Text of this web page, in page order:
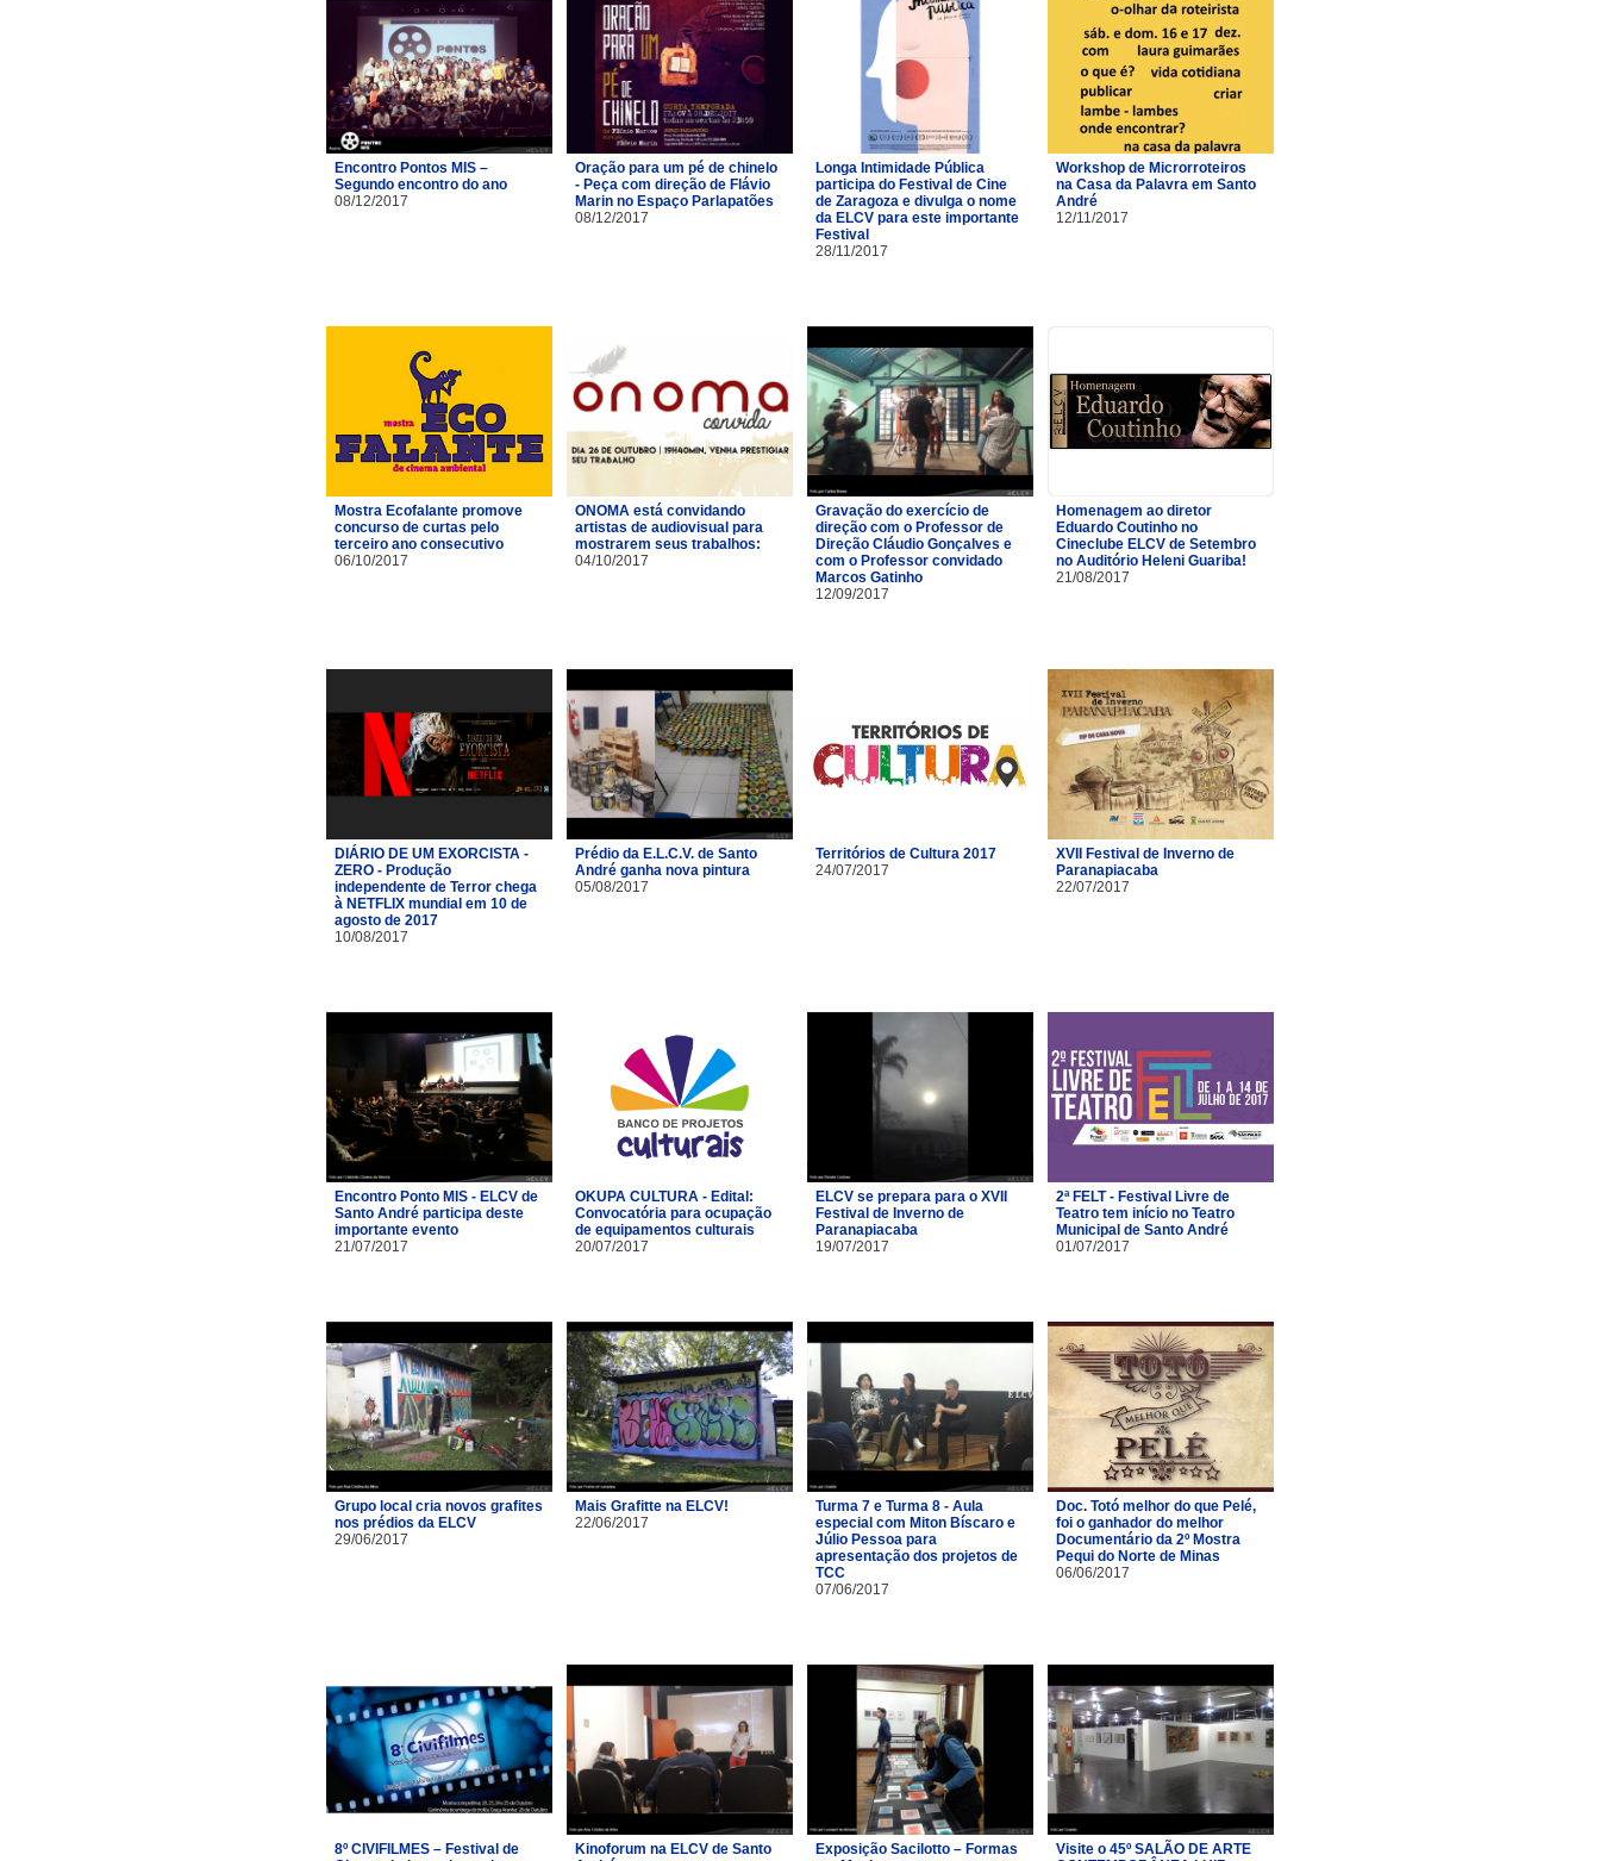
Encontro Pontos MIS –
Segundo encontro do ano
08/12/2017
Oração para um pé de chinelo
- Peça com direção de Flávio
Marin no Espaço Parlapatões
08/12/2017
Longa Intimidade Pública
participa do Festival de Cine
de Zaragoza e divulga o nome
da ELCV para este importante
Festival
28/11/2017
Workshop de Microrroteiros
na Casa da Palavra em Santo
André
12/11/2017
Mostra Ecofalante promove
concurso de curtas pelo
terceiro ano consecutivo
06/10/2017
ONOMA está convidando
artistas de audiovisual para
mostrarem seus trabalhos:
04/10/2017
Gravação do exercício de
direção com o Professor de
Direção Cláudio Gonçalves e
com o Professor convidado
Marcos Gatinho
12/09/2017
Homenagem ao diretor
Eduardo Coutinho no
Cineclube ELCV de Setembro
no Auditório Heleni Guariba!
21/08/2017
DIÁRIO DE UM EXORCISTA -
ZERO - Produção
independente de Terror chega
à NETFLIX mundial em 10 de
agosto de 2017
10/08/2017
Prédio da E.L.C.V. de Santo
André ganha nova pintura
05/08/2017
Territórios de Cultura 2017
24/07/2017
XVII Festival de Inverno de
Paranapiacaba
22/07/2017
Encontro Ponto MIS - ELCV de
Santo André participa deste
importante evento
21/07/2017
OKUPA CULTURA - Edital:
Convocatória para ocupação
de equipamentos culturais
20/07/2017
ELCV se prepara para o XVII
Festival de Inverno de
Paranapiacaba
19/07/2017
2ª FELT - Festival Livre de
Teatro tem início no Teatro
Municipal de Santo André
01/07/2017
Grupo local cria novos grafites
nos prédios da ELCV
29/06/2017
Mais Grafitte na ELCV!
22/06/2017
Turma 7 e Turma 8 - Aula
especial com Miton Bíscaro e
Júlio Pessoa para
apresentação dos projetos de
TCC
07/06/2017
Doc. Totó melhor do que Pelé,
foi o ganhador do melhor
Documentário da 2º Mostra
Pequi do Norte de Minas
06/06/2017
8º CIVIFILMES – Festival de
Kinoforum na ELCV de Santo
Exposição Sacilotto – Formas
Visite o 45º SALÃO DE ARTE